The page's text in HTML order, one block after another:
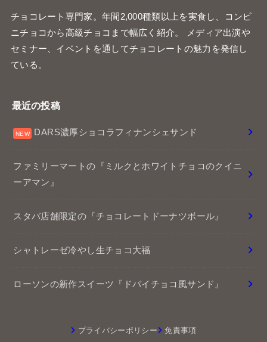
チョコレート専門家。年間2,000種類以上を実食し、コンビ
ニチョコから高級チョコまで幅広く紹介。 メディア出演や
セミナー、イベントを通してチョコレートの魅力を発信し
ている。
最近の投稿
DARS濃厚ショコラフィナンシェサンド
ファミリーマートの『ミルクとホワイトチョコのクイニ
ーアマン』
スタバ店舗限定の『チョコレートドーナツボール』
シャトレーゼ冷やし生チョコ大福
ローソンの新作スイーツ『ドバイチョコ風サンド』
プライバシーポリシー 免責事項